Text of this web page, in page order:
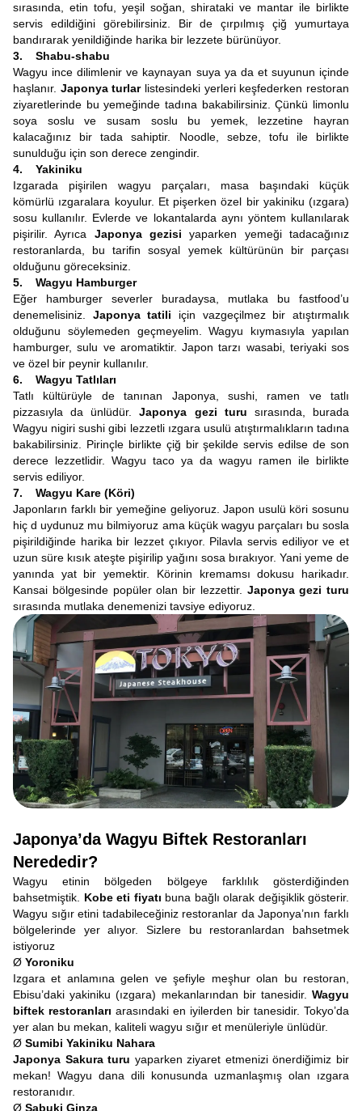
sırasında, etin tofu, yeşil soğan, shirataki ve mantar ile birlikte
servis edildiğini görebilirsiniz. Bir de çırpılmış çiğ yumurtaya
bandırarak yenildiğinde harika bir lezzete bürünüyor.
3. Shabu-shabu
Wagyu ince dilimlenir ve kaynayan suya ya da et suyunun içinde
haşlanır. Japonya turlar listesindeki yerleri keşfederken restoran
ziyaretlerinde bu yemeğinde tadına bakabilirsiniz. Çünkü limonlu
soya soslu ve susam soslu bu yemek, lezzetine hayran
kalacağınız bir tada sahiptir. Noodle, sebze, tofu ile birlikte
sunulduğu için son derece zengindir.
4. Yakiniku
Izgarada pişirilen wagyu parçaları, masa başındaki küçük
kömürlü ızgaralara koyulur. Et pişerken özel bir yakiniku (ızgara)
sosu kullanılır. Evlerde ve lokantalarda aynı yöntem kullanılarak
pişirilir. Ayrıca Japonya gezisiyaparken yemeği tadacağınız
restoranlarda, bu tarifin sosyal yemek kültürünün bir parçası
olduğunu göreceksiniz.
5. Wagyu Hamburger
Eğer hamburger severler buradaysa, mutlaka bu fastfood’u
denemelisiniz. Japonya tatili için vazgeçilmez bir atıştırmalık
olduğunu söylemeden geçmeyelim. Wagyu kıymasıyla yapılan
hamburger, sulu ve aromatiktir. Japon tarzı wasabi, teriyaki sos
ve özel bir peynir kullanılır.
6. Wagyu Tatlıları
Tatlı kültürüyle de tanınan Japonya, sushi, ramen ve tatlı
pizzasıyla da ünlüdür.Japonya gezi turu sırasında, burada
Wagyu nigiri sushi gibi lezzetli ızgara usulü atıştırmalıkların tadına
bakabilirsiniz. Pirinçle birlikte çiğ bir şekilde servis edilse de son
derece lezzetlidir. Wagyu taco ya da wagyu ramen ile birlikte
servis ediliyor.
7. Wagyu Kare (Köri)
Japonların farklı bir yemeğine geliyoruz. Japon usulü köri sosunu
hiç d uydunuz mu bilmiyoruz ama küçük wagyu parçaları bu sosla
pişirildiğinde harika bir lezzet çıkıyor. Pilavla servis ediliyor ve et
uzun süre kısık ateşte pişirilip yağını sosa bırakıyor. Yani yeme de
yanında yat bir yemektir. Körinin kremamsı dokusu harikadır.
Kansai bölgesinde popüler olan bir lezzettir. Japonya gezi turu
sırasında mutlaka denemenizi tavsiye ediyoruz.
Japonya’da Wagyu Biftek Restoranları
Nerededir?
Wagyu etinin bölgeden bölgeye farklılık gösterdiğinden
bahsetmiştik. Kobe eti fiyatı buna bağlı olarak değişiklik gösterir.
Wagyu sığır etini tadabileceğiniz restoranlar da Japonya’nın farklı
bölgelerinde yer alıyor. Sizlere bu restoranlardan bahsetmek
istiyoruz
Ø Yoroniku
Izgara et anlamına gelen ve şefiyle meşhur olan bu restoran,
Ebisu’daki yakiniku (ızgara) mekanlarından bir tanesidir. Wagyu
biftek restoranları arasındaki en iyilerden bir tanesidir. Tokyo’da
yer alan bu mekan, kaliteli wagyu sığır et menüleriyle ünlüdür.
Ø Sumibi Yakiniku Nahara
Japonya Sakura turu yaparken ziyaret etmenizi önerdiğimiz bir
mekan! Wagyu dana dili konusunda uzmanlaşmış olan ızgara
restoranıdır.
Ø Şabuki Ginza